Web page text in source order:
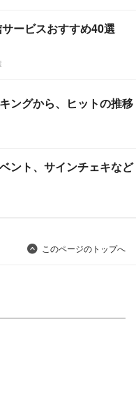
ービスおすすめ40選
ングから、ヒットの推移
ント、サインチェキなど
このページのトップへ